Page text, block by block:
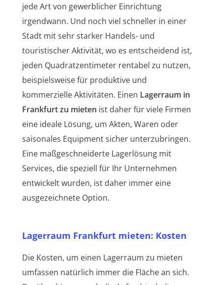
jede Art von gewerblicher Einrichtung
irgendwann. Und noch viel schneller in einer
Stadt mit sehr starker Handels- und
touristischer Aktivität, wo es entscheidend ist,
jeden Quadratzentimeter rentabel zu nutzen,
beispielsweise für produktive und
kommerzielle Aktivitäten. Einen Lagerraum in
Frankfurt zu mieten ist daher für viele Firmen
eine ideale Lösung, um Akten, Waren oder
saisonales Equipment sicher unterzubringen.
Eine maßgeschneiderte Lagerlösung mit
Services, die speziell für Ihr Unternehmen
entwickelt wurden, ist daher immer eine
ausgezeichnete Option.
Lagerraum Frankfurt mieten: Kosten
Die Kosten, um einen Lagerraum zu mieten
umfassen natürlich immer die Fläche an sich.